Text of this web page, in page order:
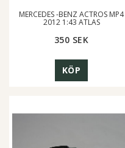
MERCEDES -BENZ ACTROS MP4
2012 1:43 ATLAS
350 SEK
KÖP